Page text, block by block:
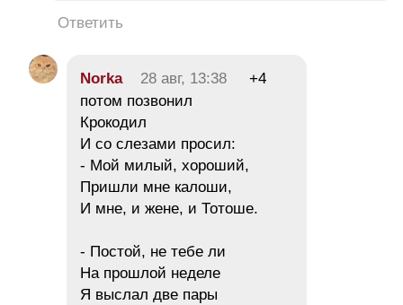
Ответить
Norka 28 авг, 13:38
+4
потом позвонил
Крокодил
И со слезами просил:
- Мой милый, хороший,
Пришли мне калоши,
И мне, и жене, и Тотоше.
- Постой, не тебе ли
На прошлой неделе
Я выслал две пары